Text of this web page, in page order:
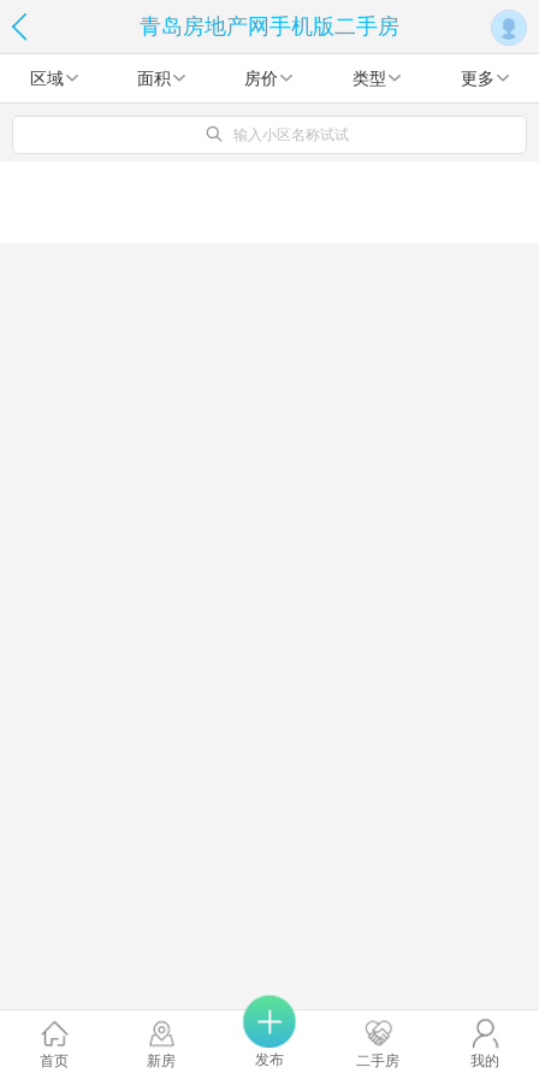
青岛房地产网手机版二手房
区域 面积 房价 类型 更多
输入小区名称试试
首页 新房 发布 二手房 我的